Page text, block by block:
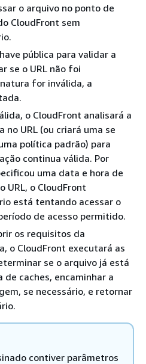
o arquivo no ponto de
CloudFront sem
pública para validar a
se o URL não foi
for inválida, a
o CloudFront analisará a
no URL (ou criará uma se
política padrão) para
continua válida. Por
uma data e hora de
URL, o CloudFront
está tentando acessar o
de acesso permitido.
os requisitos da
o CloudFront executará as
se o arquivo já está
de caches, encaminhar a
se necessário, e retornar
contiver parâmetros